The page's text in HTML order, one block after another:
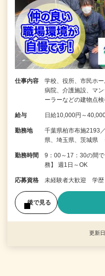
仕事内容
学校、役所、市民ホ
病院、介護施設、マ
ーラーなどの建物点
給与 日給10,000円～
勤務地
千葉県柏市布施2193
県、埼玉県、茨城県
勤務時間
9：00～17：30の間
務】 週1日～OK
応募資格 未経験者大歓迎 学
後で見る
更新